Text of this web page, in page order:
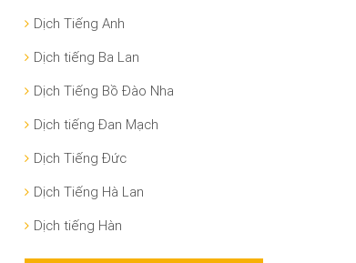
Dịch Tiếng Anh
Dịch tiếng Ba Lan
Dịch Tiếng Bồ Đào Nha
Dịch tiếng Đan Mạch
Dịch Tiếng Đức
Dịch Tiếng Hà Lan
Dịch tiếng Hàn